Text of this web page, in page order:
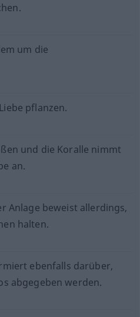
um die
pflanzen.
und die Koralle nimmt
an.
Anlage beweist allerdings,
halten.
ebenfalls darüber,
abgegeben werden.